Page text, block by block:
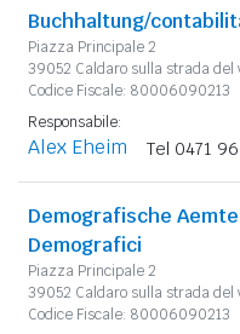
Buchhaltung/
Piazza Principale 2
39052 Caldaro sulla strada del
Codice Fiscale: 80006090213
Responsabile:
Alex Eheim Tel 0471
Demografische
Demografici
Piazza Principale 2
39052 Caldaro sulla strada del
Codice Fiscale: 80006090213